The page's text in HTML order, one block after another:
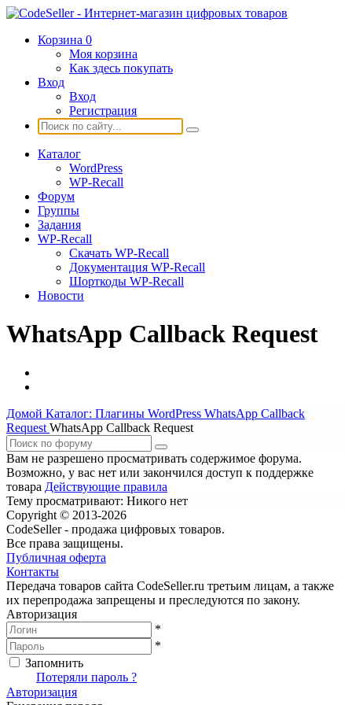
Корзина 0
Моя корзина
Как здесь покупать
Вход
Вход
Регистрация
Каталог
WordPress
WP-Recall
Форум
Группы
Задания
WP-Recall
Скачать WP-Recall
Документация WP-Recall
Шорткоды WP-Recall
Новости
WhatsApp Callback Request
Домой Каталог: Плагины WordPress WhatsApp Callback
Request WhatsApp Callback Request
Вам не разрешено просматривать содержимое форума.
Возможно, у вас нет или закончился доступ к поддержке
товара Действующие правила
Тему просматривают: Никого нет
Copyright © 2013-2026
CodeSeller - продажа цифровых товаров.
Все права защищены.
Публичная оферта
Контакты
Передача товаров сайта CodeSeller.ru третьим лицам, а также
их перепродажа запрещены и преследуются по закону.
Авторизация
*
*
Запомнить
Потеряли пароль ?
Авторизация